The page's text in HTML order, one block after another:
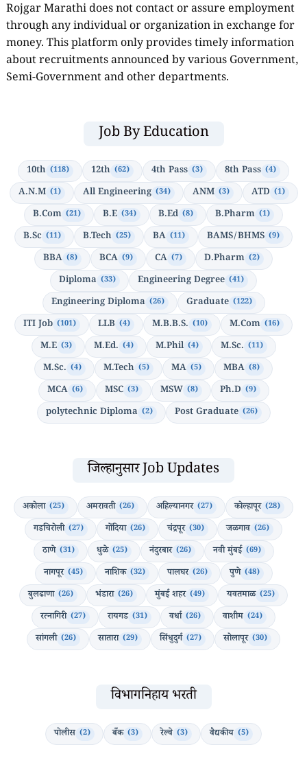
Rojgar Marathi does not contact or assure employment
through any individual or organization in exchange for
money. This platform only provides timely information
about recruitments announced by various Government,
Semi-Government and other departments.
Job By Education
10th (118) 12th (62) 4th Pass (3) 8th Pass (4)
A.N.M (1) All Engineering (34) ANM (3) ATD (1)
B.Com (21) B.E (34) B.Ed (8) B.Pharm (1)
B.Sc (11) B.Tech (25) BA (11) BAMS/BHMS (9)
BBA (8) BCA (9) CA (7) D.Pharm (2)
Diploma (33) Engineering Degree (41)
Engineering Diploma (26) Graduate (122)
ITI Job (101) LLB (4) M.B.B.S. (10) M.Com (16)
M.E (3) M.Ed. (4) M.Phil (4) M.Sc. (11)
M.Sc. (4) M.Tech (5) MA (5) MBA (8)
MCA (6) MSC (3) MSW (8) Ph.D (9)
polytechnic Diploma (2) Post Graduate (26)
जिल्हानुसार Job Updates
अकोला (25) अमरावती (26) अहिल्यानगर (27) कोल्हापूर (28)
गडचिरोली (27) गोंदिया (26) चंद्रपूर (30) जळगाव (26)
ठाणे (31) धुळे (25) नंदुरबार (26) नवी मुंबई (69)
नागपूर (45) नाशिक (32) पालघर (26) पुणे (48)
बुलढाणा (26) भंडारा (26) मुंबई शहर (49) यवतमाळ (25)
रत्नागिरी (27) रायगड (31) वर्धा (26) वाशीम (24)
सांगली (26) सातारा (29) सिंधुदुर्ग (27) सोलापूर (30)
विभागनिहाय भरती
पोलीस (2) बँक (3) रेल्वे (3) वैद्यकीय (5)